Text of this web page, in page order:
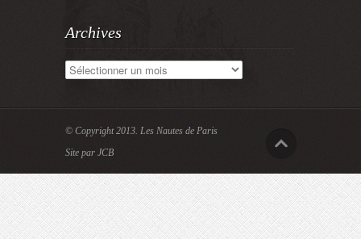
Archives
Archives
© Copyright 2013. Les Nautes de Paris
Site par JCB